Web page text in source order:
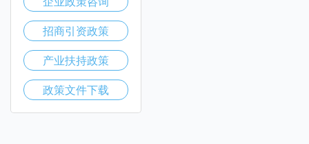
招商引资政策
产业扶持政策
政策文件下载